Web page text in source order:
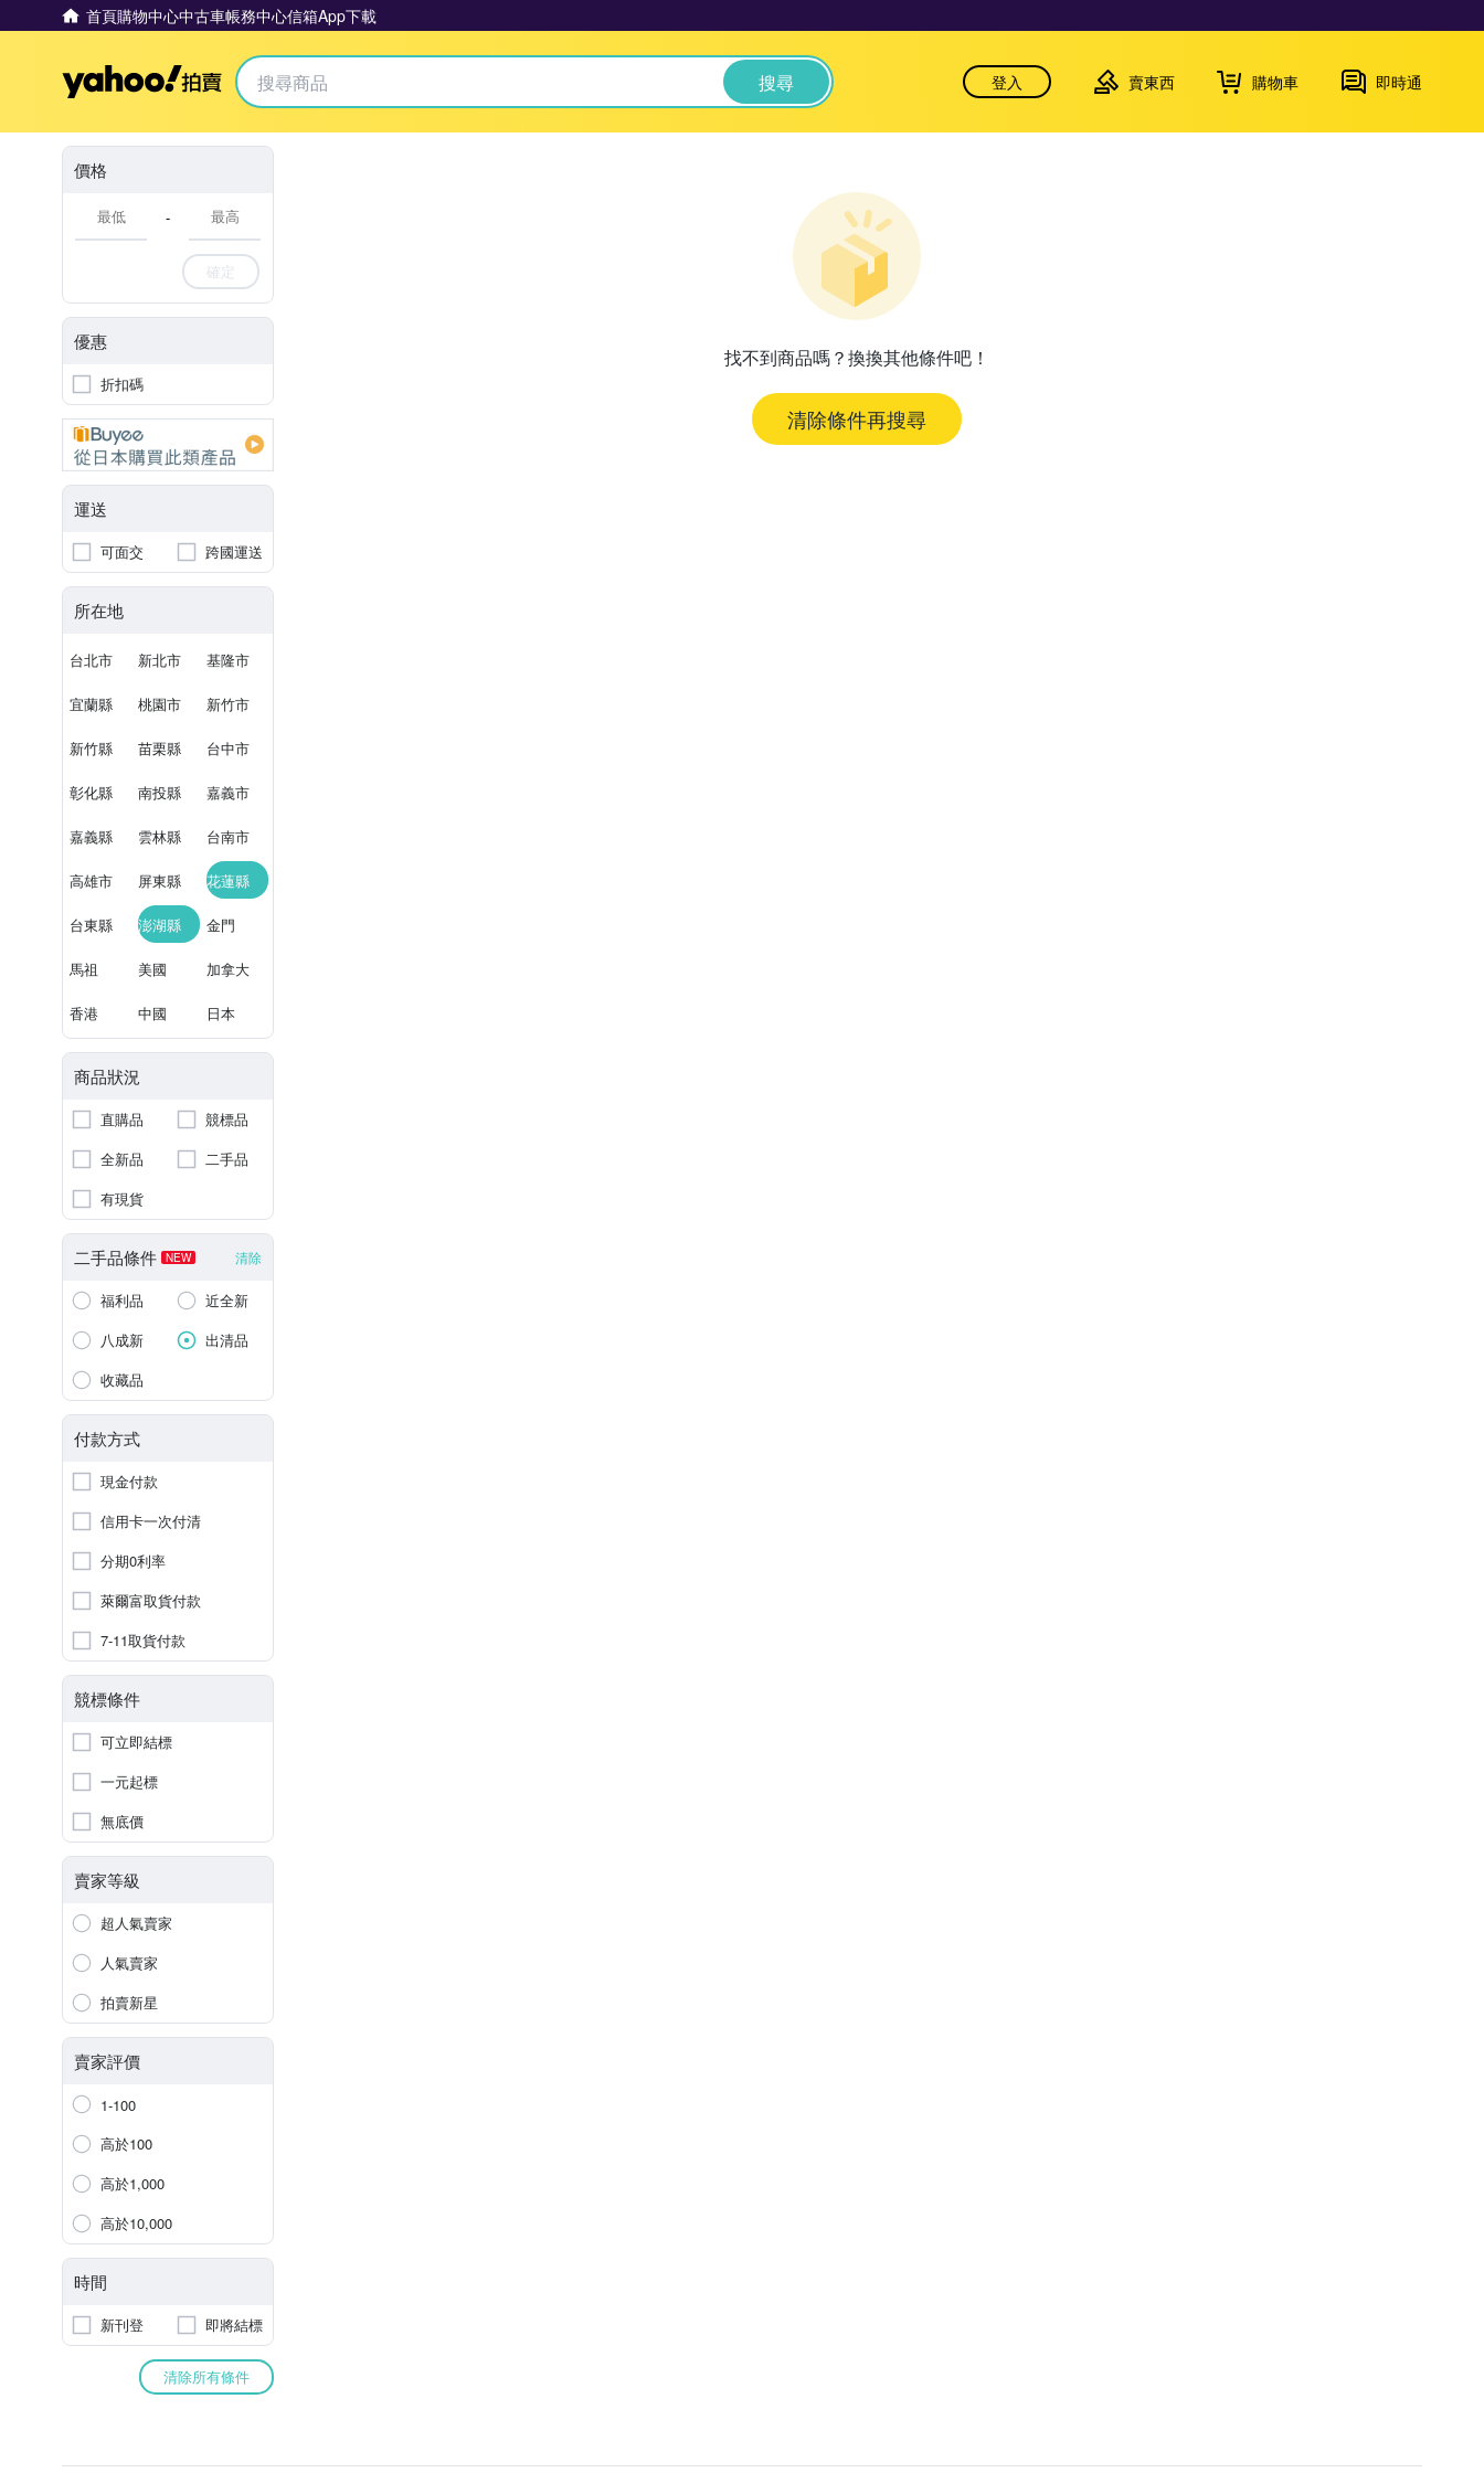
首頁購物中心中古車帳務中心信箱App下載
Yahoo拍賣 搜尋 登入 賣東西 購物車 即時通
價格
-
確定
優惠
折扣碼
運送
可面交 跨國運送
所在地
台北市 新北市 基隆市
宜蘭縣 桃園市 新竹市
新竹縣 苗栗縣 台中市
彰化縣 南投縣 嘉義市
嘉義縣 雲林縣 台南市
高雄市 屏東縣 花蓮縣
台東縣 澎湖縣 金門
馬祖 美國 加拿大
香港 中國 日本
商品狀況
直購品
競標品
全新品
二手品
有現貨
二手品條件 NEW 清除
福利品
近全新
八成新
出清品
收藏品
付款方式
現金付款
信用卡一次付清
分期0利率
萊爾富取貨付款
7-11取貨付款
競標條件
可立即結標
一元起標
無底價
賣家等級
超人氣賣家
人氣賣家
拍賣新星
賣家評價
1-100
高於100
高於1,000
高於10,000
時間
新刊登 即將結標
清除所有條件
找不到商品嗎？換換其他條件吧！
清除條件再搜尋